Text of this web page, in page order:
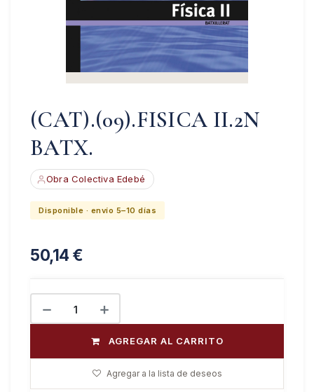
(CAT).(09).FISICA II.2N
BATX.
Obra Colectiva Edebé
Disponible · envío 5–10 días
50,14 €
AGREGAR AL CARRITO
Agregar a la lista de deseos